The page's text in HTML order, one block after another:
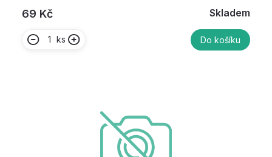
69 Kč
Skladem
ks Do košíku